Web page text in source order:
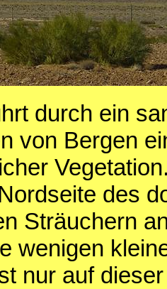
durch ein
von Bergen
des
Sträuchern
wenigen
nur auf